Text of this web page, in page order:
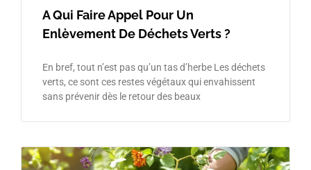
A Qui Faire Appel Pour Un
Enlèvement De Déchets Verts ?
En bref, tout n’est pas qu’un tas d’herbe Les déchets
verts, ce sont ces restes végétaux qui envahissent
sans prévenir dès le retour des beaux